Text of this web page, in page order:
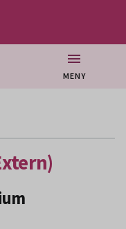
MENY